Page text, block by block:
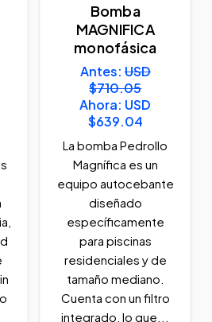
Bomba
MAGNIFICA
monofásica
Antes:USD
$710.05
Ahora: USD
$639.04
La bomba Pedrollo
Magnífica es un
equipo autocebante
diseñado
específicamente
para piscinas
residenciales y de
tamaño mediano.
Cuenta con un filtro
integrado, lo que...